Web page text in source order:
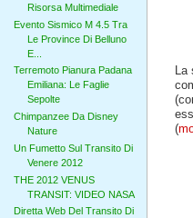
La
(
Risorsa Multimediale
Evento Sismico M 4.5 Tra
Le Province Di Belluno
E...
Terremoto Pianura Padana
Emiliana: Le Faglie
Sepolte
Chimpanzee Da Disney
Nature
Un Fumetto Sul Transito Di
Venere 2012
THE 2012 VENUS
TRANSIT: VIDEO NASA
Diretta Web Del Transito Di